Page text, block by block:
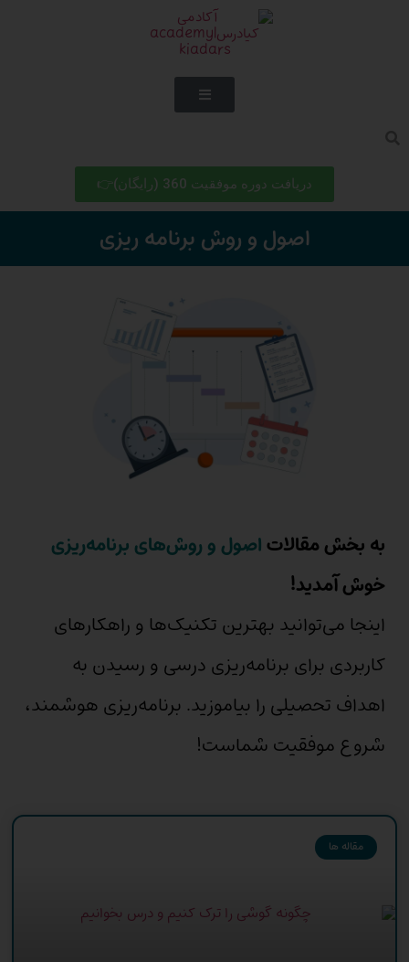
دریافت دوره موفقیت 360 (رایگان)👉
اصول و روش برنامه ریزی
به بخش مقالاتاصول و روش‌های برنامه‌ریزی
خوش آمدید!
اینجا می‌توانید بهترین تکنیک‌ها و راهکارهای
کاربردی برای برنامه‌ریزی درسی و رسیدن به
اهداف تحصیلی را بیاموزید. برنامه‌ریزی هوشمند،
شروع موفقیت شماست!
مقاله ها